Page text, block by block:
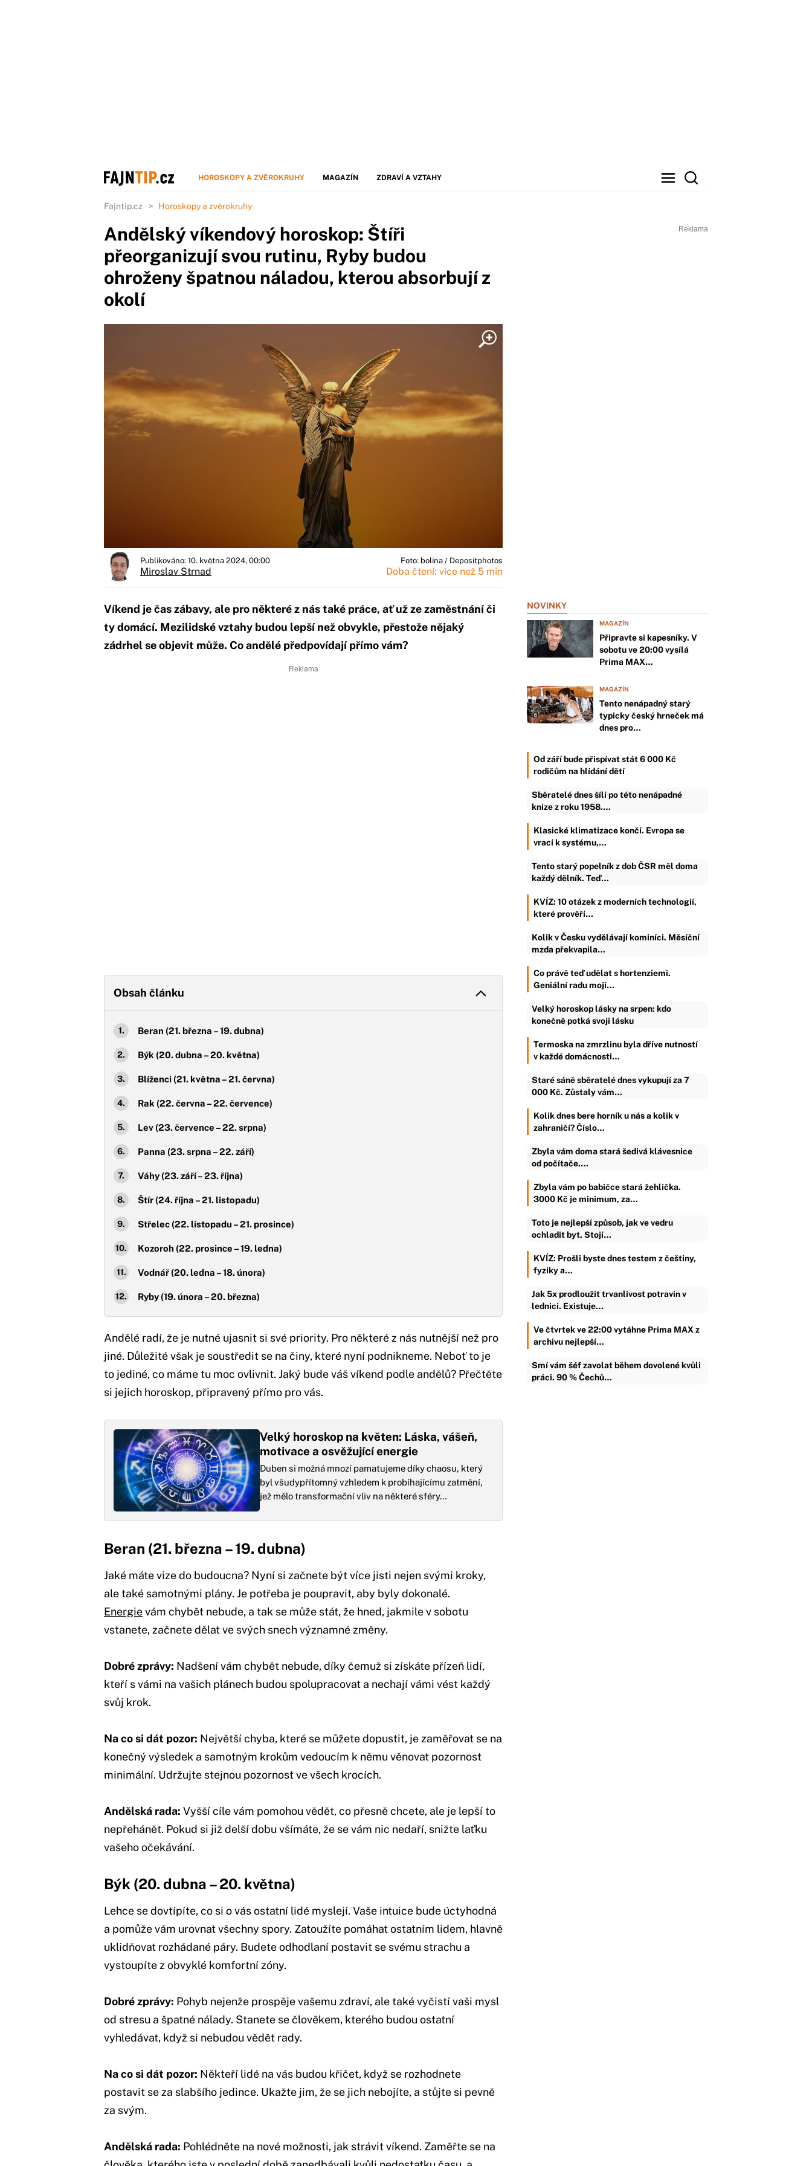
HOROSKOPY A ZVĚROKRUHY MAGAZÍN ZDRAVÍ A VZTAHY
Fajntip.cz Horoskopy a zvěrokruhy
Andělský víkendový horoskop: Štíři
přeorganizují svou rutinu, Ryby budou
ohroženy špatnou náladou, kterou absorbují z
okolí
Publikováno: 10. května 2024, 00:00
Miroslav Strnad
Foto: bolina / Depositphotos
Doba čtení: více než 5 min
Víkend je čas zábavy, ale pro některé z nás také práce, ať už ze zaměstnání či
ty domácí. Mezilidské vztahy budou lepší než obvykle, přestože nějaký
zádrhel se objevit může. Co andělé předpovídají přímo vám?
Obsah článku
Beran (21. března – 19. dubna)
Býk (20. dubna – 20. května)
Blíženci (21. května – 21. června)
Rak (22. června – 22. července)
Lev (23. července – 22. srpna)
Panna (23. srpna – 22. září)
Váhy (23. září – 23. října)
Štír (24. října – 21. listopadu)
Střelec (22. listopadu – 21. prosince)
Kozoroh (22. prosince – 19. ledna)
Vodnář (20. ledna – 18. února)
Ryby (19. února – 20. března)
Andělé radí, že je nutné ujasnit si své priority. Pro některé z nás nutnější než pro
jiné. Důležité však je soustředit se na činy, které nyní podnikneme. Neboť to je
to jediné, co máme tu moc ovlivnit. Jaký bude váš víkend podle andělů? Přečtěte
si jejich horoskop, připravený přímo pro vás.
Velký horoskop na květen: Láska, vášeň,
motivace a osvěžující energie
Duben si možná mnozí pamatujeme díky chaosu, který
byl všudypřítomný vzhledem k probíhajícímu zatmění,
jež mělo transformační vliv na některé sféry…
Beran (21. března – 19. dubna)
Jaké máte vize do budoucna? Nyní si začnete být více jisti nejen svými kroky,
ale také samotnými plány. Je potřeba je poupravit, aby byly dokonalé.
Energievám chybět nebude, a tak se může stát, že hned, jakmile v sobotu
vstanete, začnete dělat ve svých snech významné změny.
Dobré zprávy: Nadšení vám chybět nebude, díky čemuž si získáte přízeň lidí,
kteří s vámi na vašich plánech budou spolupracovat a nechají vámi vést každý
svůj krok.
Na co si dát pozor: Největší chyba, které se můžete dopustit, je zaměřovat se na
konečný výsledek a samotným krokům vedoucím k němu věnovat pozornost
minimální. Udržujte stejnou pozornost ve všech krocích.
Andělská rada: Vyšší cíle vám pomohou vědět, co přesně chcete, ale je lepší to
nepřehánět. Pokud si již delší dobu všímáte, že se vám nic nedaří, snižte laťku
vašeho očekávání.
Býk (20. dubna – 20. května)
Lehce se dovtípíte, co si o vás ostatní lidé myslejí. Vaše intuice bude úctyhodná
a pomůže vám urovnat všechny spory. Zatoužíte pomáhat ostatním lidem, hlavně
uklidňovat rozhádané páry. Budete odhodlaní postavit se svému strachu a
vystoupíte z obvyklé komfortní zóny.
Dobré zprávy: Pohyb nejenže prospěje vašemu zdraví, ale také vyčistí vaši mysl
od stresu a špatné nálady. Stanete se člověkem, kterého budou ostatní
vyhledávat, když si nebudou vědět rady.
Na co si dát pozor: Někteří lidé na vás budou křičet, když se rozhodnete
postavit se za slabšího jedince. Ukažte jim, že se jich nebojíte, a stůjte si pevně
za svým.
Andělská rada: Pohlédněte na nové možnosti, jak strávit víkend. Zaměřte se na
NOVINKY
MAGAZÍN
Připravte si kapesníky. V
sobotu ve 20:00 vysílá
Prima MAX…
MAGAZÍN
Tento nenápadný starý
typicky český hrneček má
dnes pro…
Od září bude přispívat stát 6 000 Kč
rodičům na hlídání dětí
Sběratelé dnes šílí po této nenápadné
knize z roku 1958.…
Klasické klimatizace končí. Evropa se
vrací k systému,…
Tento starý popelník z dob ČSR měl doma
každý dělník. Teď…
KVÍZ: 10 otázek z moderních technologií,
které prověří…
Kolik v Česku vydělávají kominíci. Měsíční
mzda překvapila…
Co právě teď udělat s hortenziemi.
Geniální radu mojí…
Velký horoskop lásky na srpen: kdo
konečně potká svoji lásku
Termoska na zmrzlinu byla dříve nutností
v každé domácnosti…
Staré sáně sběratelé dnes vykupují za 7
000 Kč. Zůstaly vám…
Kolik dnes bere horník u nás a kolik v
zahraničí? Číslo…
Zbyla vám doma stará šedivá klávesnice
od počítače.…
Zbyla vám po babičce stará žehlička.
3000 Kč je minimum, za…
Toto je nejlepší způsob, jak ve vedru
ochladit byt. Stojí…
KVÍZ: Prošli byste dnes testem z češtiny,
fyziky a…
Jak 5x prodloužit trvanlivost potravin v
lednici. Existuje…
Ve čtvrtek ve 22:00 vytáhne Prima MAX z
archivu nejlepší…
Smí vám šéf zavolat během dovolené kvůli
práci. 90 % Čechů…